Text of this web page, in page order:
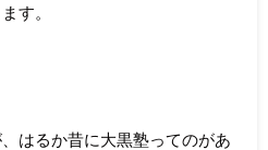
す。
はるか昔に大黒塾ってのがあ